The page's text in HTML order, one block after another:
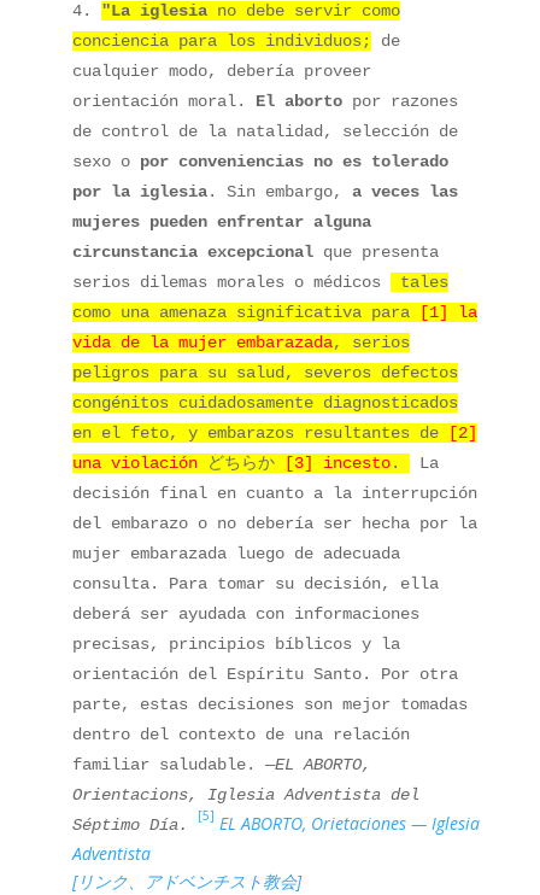
4. "La iglesiano debe servir como
conciencia para los individuos;
de
cualquier modo, debería proveer
orientación moral. El abortopor razones
de control de la natalidad, selección de
sexo opor conveniencias no es tolerado
por la iglesia. Sin embargo, a veces las
mujeres pueden enfrentar alguna
circunstancia excepcionalque presenta
serios dilemas morales o médicos
tales
como una amenaza significativa para
[1] la
vida de la mujer embarazada, serios
peligros para su salud, severos defectos
congénitos cuidadosamente diagnosticados
en el feto, y embarazos resultantes de
[2]
una violaciónどちらか [3] incesto.
La
decisión final en cuanto a la interrupción
del embarazo o no debería ser hecha por la
mujer embarazada luego de adecuada
consulta. Para tomar su decisión, ella
deberá ser ayudada con informaciones
precisas, principios bíblicos y la
orientación del Espíritu Santo. Por otra
parte, estas decisiones son mejor tomadas
dentro del contexto de una relación
familiar saludable.
—EL ABORTO,
Orientacions, Iglesia Adventista del
Séptimo Día.
[5] EL ABORTO, Orietaciones — Iglesia
Adventista
[リンク、アドベンチスト教会]